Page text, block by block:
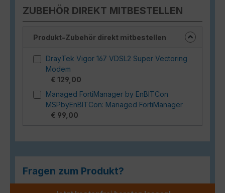
ZUBEHÖR DIREKT MITBESTELLEN
Produkt-Zubehör direkt mitbestellen
DrayTek Vigor 167 VDSL2 Super Vectoring
Modem
€ 129,00
Managed FortiManager by EnBITCon
MSPbyEnBITCon: Managed FortiManager
€ 99,00
Fragen zum Produkt?